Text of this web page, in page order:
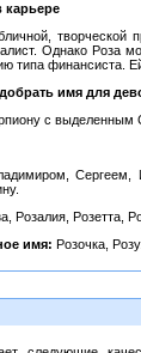
карьере
творческой
Однако Роза
типа финансиста.
имя для
с
Розалия, Розетта,
имя: Розочка,